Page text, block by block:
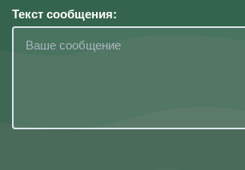
Текст сообщения: